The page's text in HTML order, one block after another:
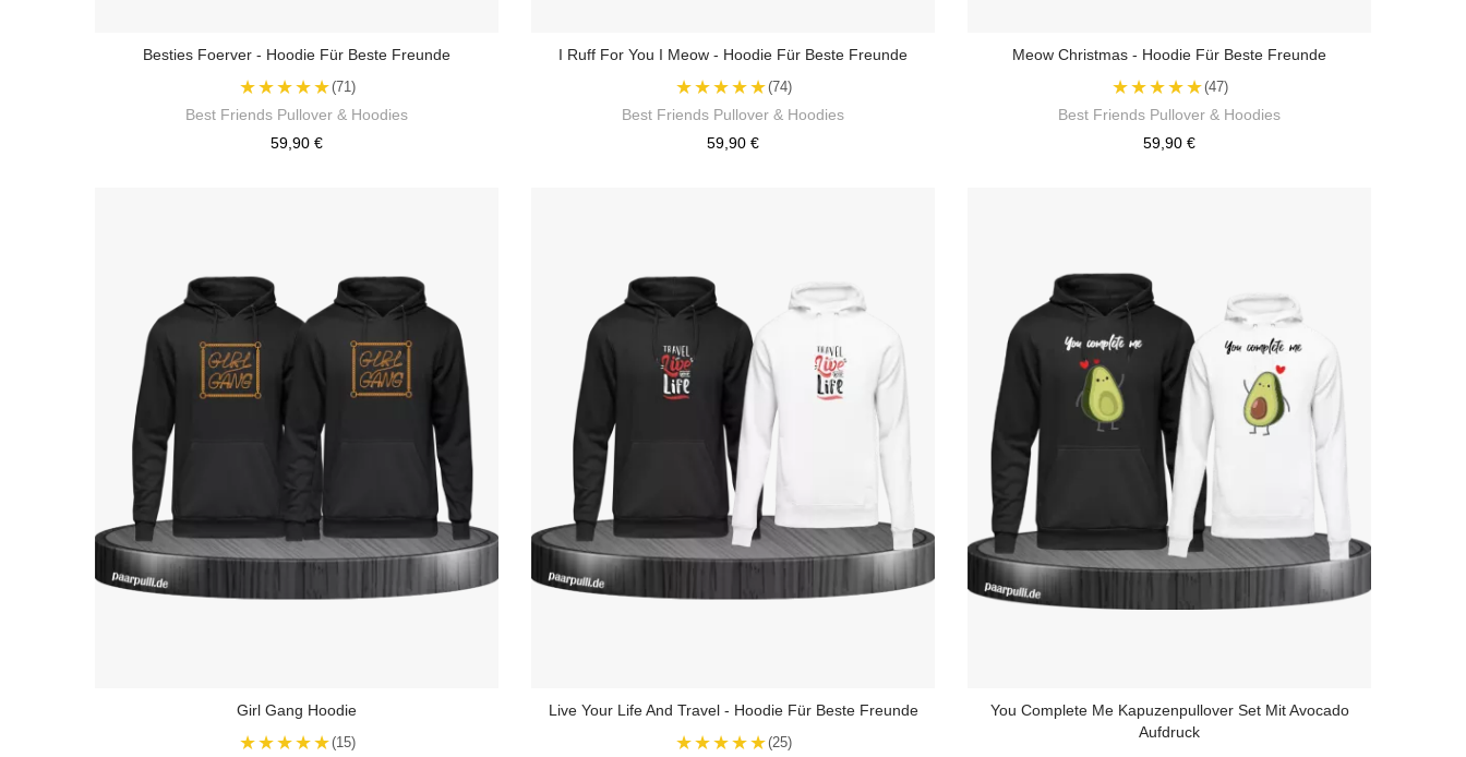
Besties Foerver - Hoodie Für Beste Freunde
★★★★★(71)
Best Friends Pullover & Hoodies
59,90 €
I Ruff For You I Meow - Hoodie Für Beste Freunde
★★★★★(74)
Best Friends Pullover & Hoodies
59,90 €
Meow Christmas - Hoodie Für Beste Freunde
★★★★★(47)
Best Friends Pullover & Hoodies
59,90 €
Girl Gang Hoodie
★★★★★(15)
Live Your Life And Travel - Hoodie Für Beste Freunde
★★★★★(25)
You Complete Me Kapuzenpullover Set Mit Avocado
Aufdruck